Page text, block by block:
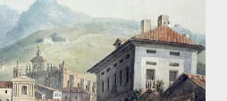
romántico, y a pesar de que las
por el que viajamos (Europa)
de nevera, cocina, ducha, baño
vida moderna) no tengan nada